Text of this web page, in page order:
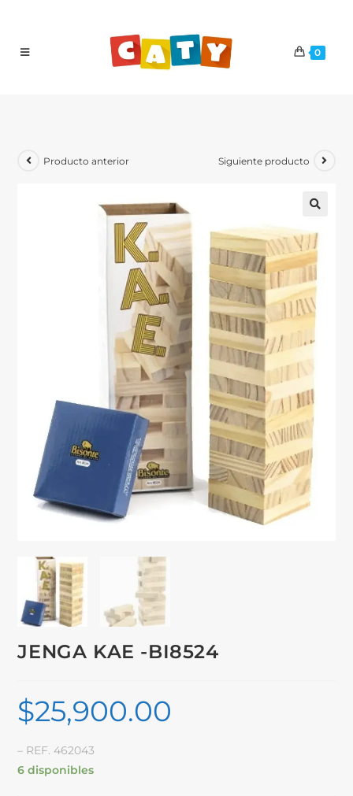
0
Producto anterior Siguiente producto
JENGA KAE -BI8524
$25,900.00
– REF. 462043
6 disponibles